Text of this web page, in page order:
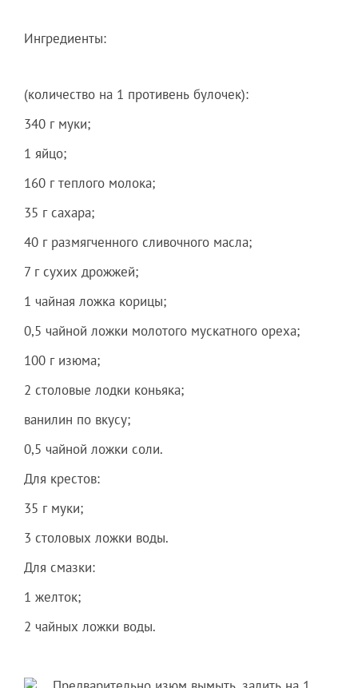
Ингредиенты:
(количество на 1 противень булочек):
340 г муки;
1 яйцо;
160 г теплого молока;
35 г сахара;
40 г размягченного сливочного масла;
7 г сухих дрожжей;
1 чайная ложка корицы;
0,5 чайной ложки молотого мускатного ореха;
100 г изюма;
2 столовые лодки коньяка;
ванилин по вкусу;
0,5 чайной ложки соли.
Для крестов:
35 г муки;
3 столовых ложки воды.
Для смазки:
1 желток;
2 чайных ложки воды.